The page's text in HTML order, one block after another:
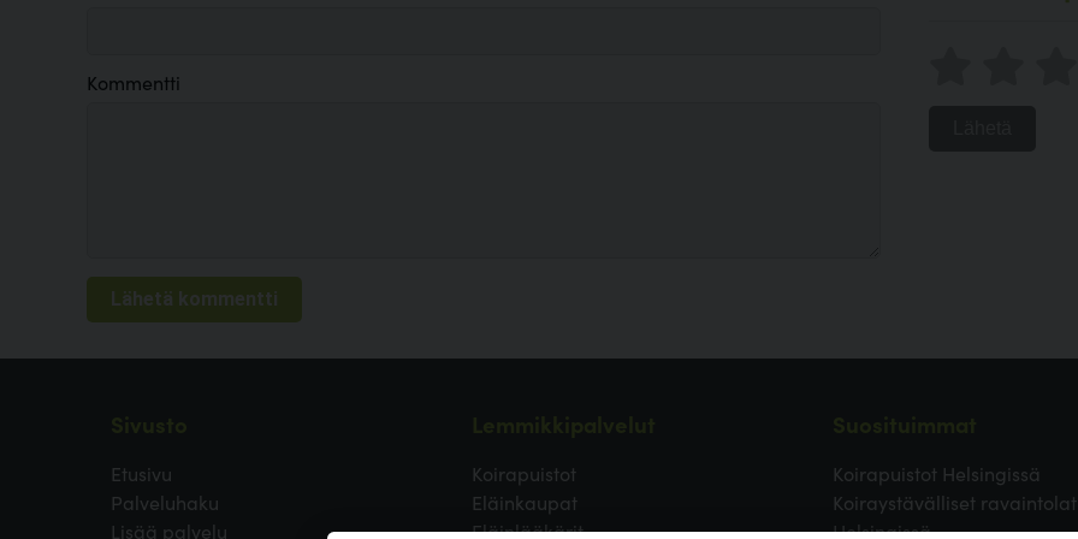
Kommentti
Etusivu
Palveluhaku
Lisää palvelu
Koirapuistot
Eläinkaupat
Eläinlääkärit
Koirapuistot Helsingissä
Koiraystävälliset ravaintolat
Helsingissä